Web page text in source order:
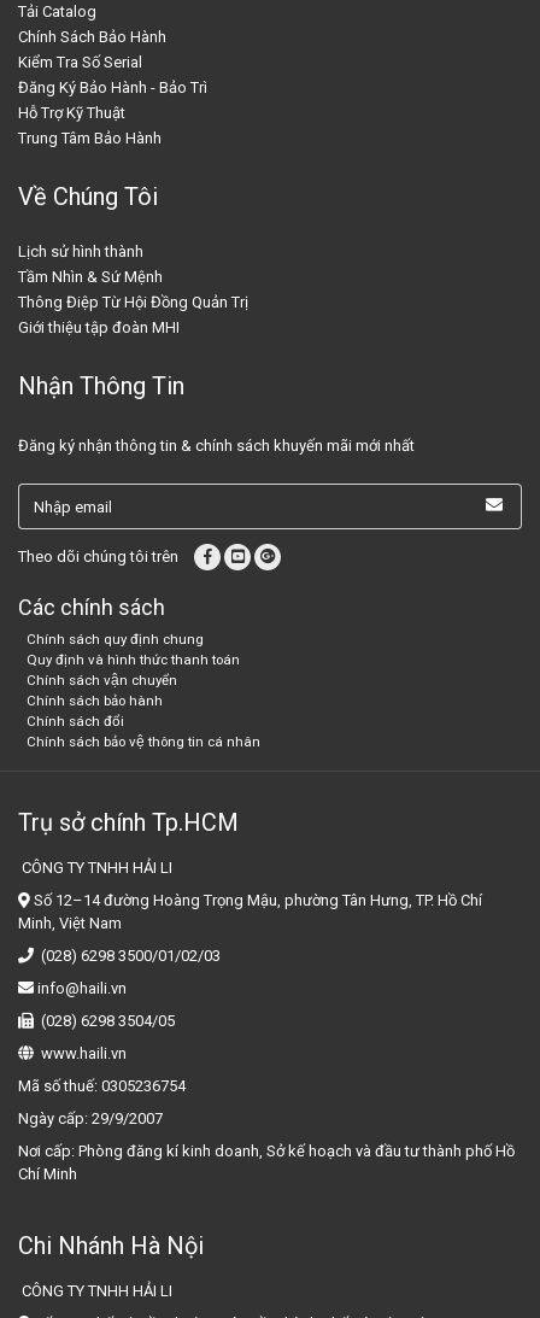
Tải Catalog
Chính Sách Bảo Hành
Kiểm Tra Số Serial
Đăng Ký Bảo Hành - Bảo Trì
Hỗ Trợ Kỹ Thuật
Trung Tâm Bảo Hành
Về Chúng Tôi
Lịch sử hình thành
Tầm Nhìn & Sứ Mệnh
Thông Điệp Từ Hội Đồng Quản Trị
Giới thiệu tập đoàn MHI
Nhận Thông Tin
Đăng ký nhận thông tin & chính sách khuyến mãi mới nhất
Theo dõi chúng tôi trên
Các chính sách
Chính sách quy định chung
Quy định và hình thức thanh toán
Chính sách vận chuyển
Chính sách bảo hành
Chính sách đổi
Chính sách bảo vệ thông tin cá nhân
Trụ sở chính Tp.HCM
CÔNG TY TNHH HẢI LI
Số 12–14 đường Hoàng Trọng Mậu, phường Tân Hưng, TP. Hồ Chí
Minh, Việt Nam
(028) 6298 3500/01/02/03
info@haili.vn
(028) 6298 3504/05
www.haili.vn
Mã số thuế: 0305236754
Ngày cấp: 29/9/2007
Nơi cấp: Phòng đăng kí kinh doanh, Sở kế hoạch và đầu tư thành phố Hồ
Chí Minh
Chi Nhánh Hà Nội
CÔNG TY TNHH HẢI LI